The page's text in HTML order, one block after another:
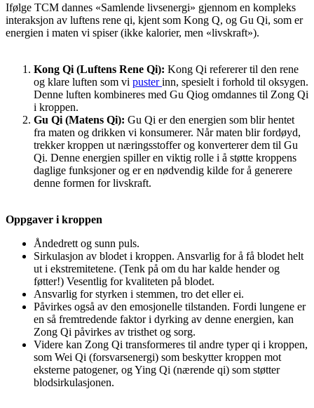
Ifølge TCM dannes «Samlende livsenergi» gjennom en kompleks
interaksjon av luftens rene qi, kjent som Kong Q, og Gu Qi, som er
energien i maten vi spiser (ikke kalorier, men «livskraft»).
Kong Qi (Luftens Rene Qi): Kong Qi refererer til den rene
og klare luften som vi pusterinn, spesielt i forhold til oksygen.
Denne luften kombineres med Gu Qiog omdannes til Zong Qi
i kroppen.
Gu Qi (Matens Qi): Gu Qi er den energien som blir hentet
fra maten og drikken vi konsumerer. Når maten blir fordøyd,
trekker kroppen ut næringsstoffer og konverterer dem til Gu
Qi. Denne energien spiller en viktig rolle i å støtte kroppens
daglige funksjoner og er en nødvendig kilde for å generere
denne formen for livskraft.
Oppgaver i kroppen
Åndedrett og sunn puls.
Sirkulasjon av blodet i kroppen. Ansvarlig for å få blodet helt
ut i ekstremitetene. (Tenk på om du har kalde hender og
føtter!) Vesentlig for kvaliteten på blodet.
Ansvarlig for styrken i stemmen, tro det eller ei.
Påvirkes også av den emosjonelle tilstanden. Fordi lungene er
en så fremtredende faktor i dyrking av denne energien, kan
Zong Qi påvirkes av tristhet og sorg.
Videre kan Zong Qi transformeres til andre typer qi i kroppen,
som Wei Qi (forsvarsenergi) som beskytter kroppen mot
eksterne patogener, og Ying Qi (nærende qi) som støtter
blodsirkulasjonen.